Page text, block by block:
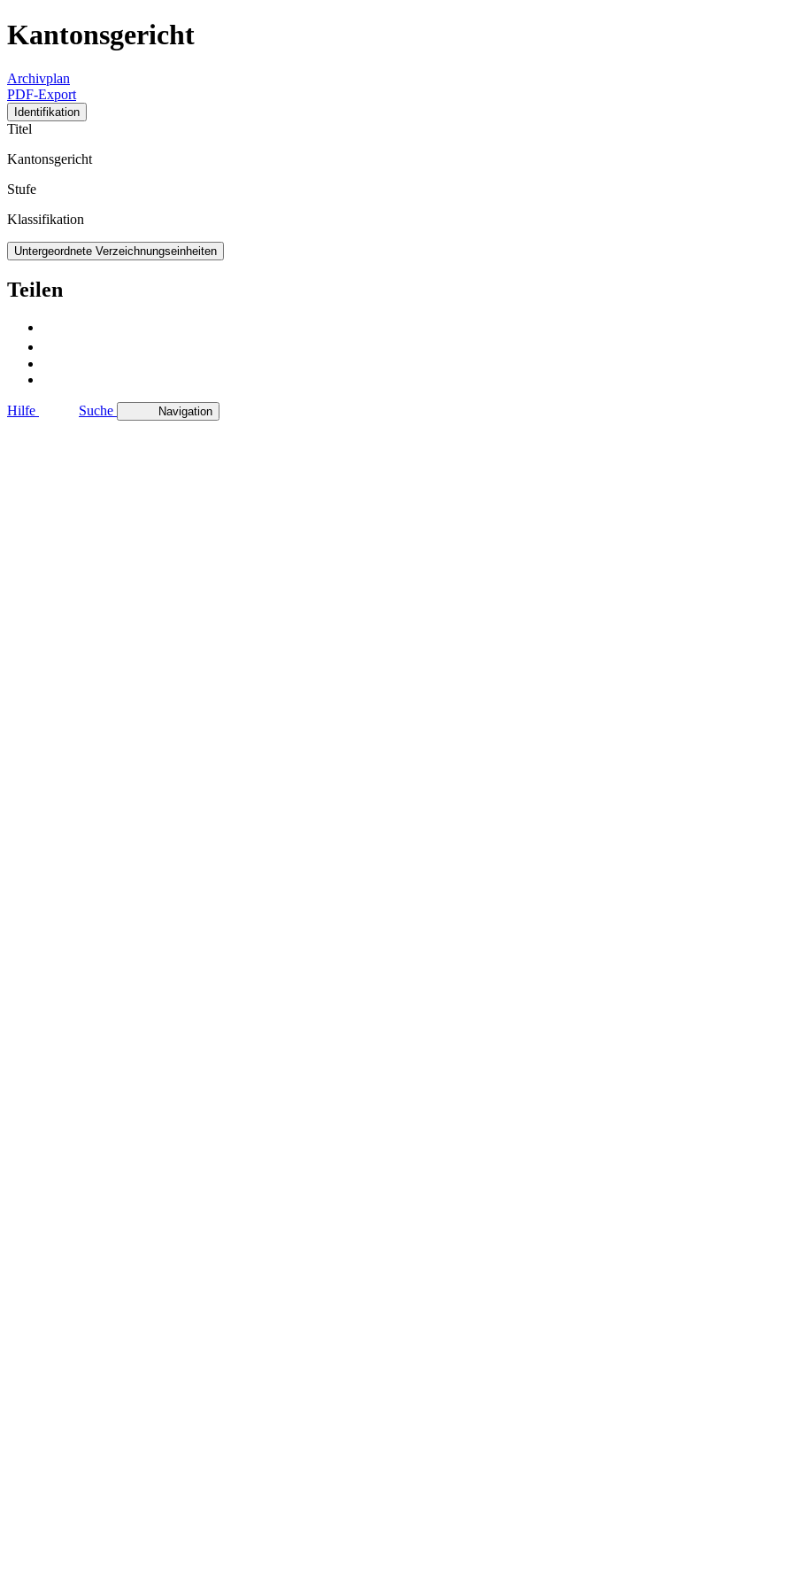
Kantonsgericht
Archivplan
PDF-Export
Identifikation
Titel
Kantonsgericht
Stufe
Klassifikation
Untergeordnete Verzeichnungseinheiten
Teilen
Hilfe Suche Navigation